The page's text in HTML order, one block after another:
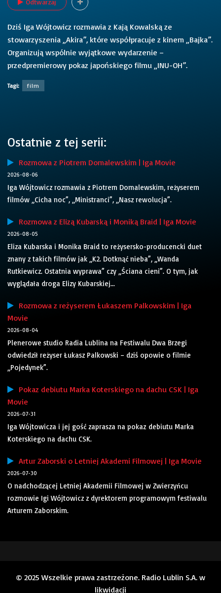
Dziś Iga Wójtowicz rozmawia z Kają Kowalską ze
stowarzyszenia „Akira”, które współpracuje z kinem „Bajka”.
Organizują wspólnie wyjątkowe wydarzenie –
przedpremierowy pokaz japońskiego filmu „INU-OH”.
Tagi: film
Ostatnie z tej serii:
Rozmowa z Piotrem Domalewskim | Iga Movie
2026-08-06
Iga Wójtowicz rozmawia z Piotrem Domalewskim, reżyserem
filmów „Cicha noc”, „Ministranci”, „Nasz rewolucja”.
Rozmowa z Elizą Kubarską i Moniką Braid | Iga Movie
2026-08-05
Eliza Kubarska i Monika Braid to reżysersko-producencki duet
znany z takich filmów jak „K2. Dotknąć nieba”, „Wanda
Rutkiewicz. Ostatnia wyprawa” czy „Ściana cieni”. O tym, jak
wyglądała droga Elizy Kubarskiej...
Rozmowa z reżyserem Łukaszem Palkowskim | Iga
Movie
2026-08-04
Plenerowe studio Radia Lublina na Festiwalu Dwa Brzegi
odwiedził reżyser Łukasz Palkowski – dziś opowie o filmie
„Pojedynek”.
Pokaz debiutu Marka Koterskiego na dachu CSK | Iga
Movie
2026-07-31
Iga Wójtowicza i jej gość zaprasza na pokaz debiutu Marka
Koterskiego na dachu CSK.
Artur Zaborski o Letniej Akademi Filmowej | Iga Movie
2026-07-30
O nadchodzącej Letniej Akademii Filmowej w Zwierzyńcu
rozmowie Igi Wójtowicz z dyrektorem programowym festiwalu
Arturem Zaborskim.
© 2025 Wszelkie prawa zastrzeżone. Radio Lublin S.A. w
likwidacji